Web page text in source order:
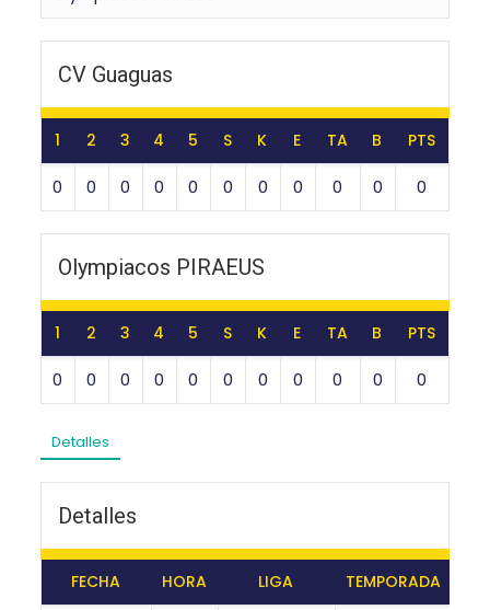
CV Guaguas
1 2 3 4 5 S K E TA B PTS
0 0 0 0 0 0 0 0 0 0 0
Olympiacos PIRAEUS
1 2 3 4 5 S K E TA B PTS
0 0 0 0 0 0 0 0 0 0 0
Detalles
Detalles
FECHA HORA LIGA TEMPORADA